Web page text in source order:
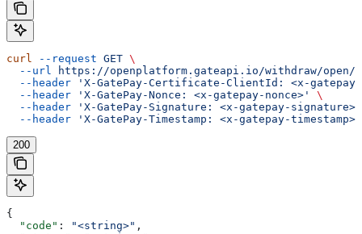
curl --request GET \
  --url
https://openplatform.gateapi.io/withdraw/
  --header
'X-GatePay-Certificate-ClientId: <x-
  --header
'X-GatePay-Nonce: <x-gatepay-nonce>'
\
  --header
'X-GatePay-Signature: <x-gatepay-signature>'
  --header
'X-GatePay-Timestamp: <x-gatepay-timestamp>'
200
{
  "code"
: "<string>" ,